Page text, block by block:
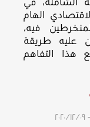
الشاملة، في
الهام
فيه،
عليه طريقة
هذا التفاهم